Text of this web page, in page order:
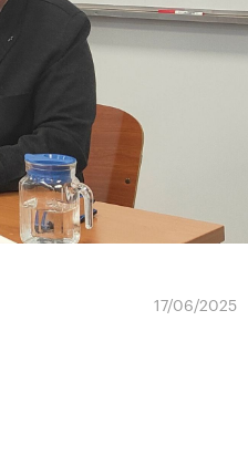
17/06/2025